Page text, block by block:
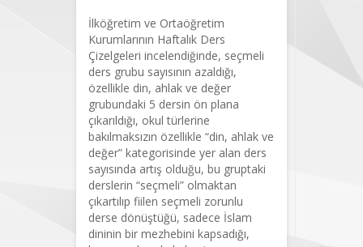
İlköğretim ve Ortaöğretim
Kurumlarının Haftalık Ders
Çizelgeleri incelendiğinde, seçmeli
ders grubu sayısının azaldığı,
özellikle din, ahlak ve değer
grubundaki 5 dersin ön plana
çıkarıldığı, okul türlerine
bakılmaksızın özellikle “din, ahlak ve
değer” kategorisinde yer alan ders
sayısında artış olduğu, bu gruptaki
derslerin “seçmeli” olmaktan
çıkartılıp fiilen seçmeli zorunlu
derse dönüştüğü, sadece İslam
dininin bir mezhebini kapsadığı,